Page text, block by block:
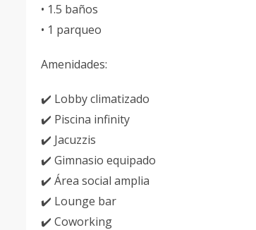
• 1.5 baños
• 1 parqueo
Amenidades:
✔️ Lobby climatizado
✔️ Piscina infinity
✔️ Jacuzzis
✔️ Gimnasio equipado
✔️ Área social amplia
✔️ Lounge bar
✔️ Coworking